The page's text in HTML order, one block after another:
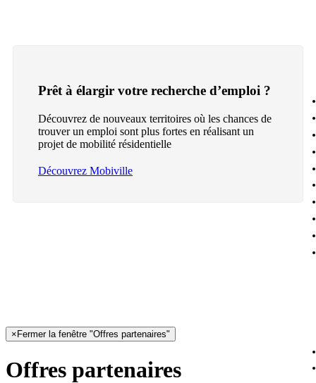
Prêt à élargir votre recherche d’emploi ?
Découvrez de nouveaux territoires où les chances de
trouver un emploi sont plus fortes en réalisant un
projet de mobilité résidentielle
Découvrez Mobiville
× Fermer la fenêtre "Offres partenaires"
Offres partenaires